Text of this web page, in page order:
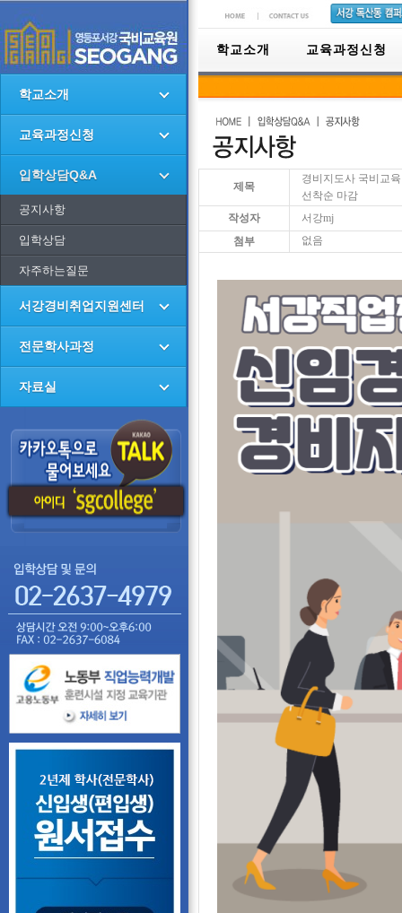
학교소개
교육과정신청
입학상담Q&A
공지사항
입학상담
자주하는질문
서강경비취업지원센터
전문학사과정
자료실
학교소개 교육과정신청
제목
경비지도사 국비교
선착순 마감
작성자
서강mj
첨부
없음